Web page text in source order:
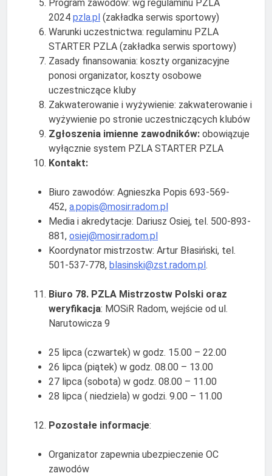
Program zawodów: wg regulaminu PZLA
2024 pzla.pl (zakładka serwis sportowy)
Warunki uczestnictwa: regulaminu PZLA
STARTER PZLA (zakładka serwis sportowy)
Zasady finansowania: koszty organizacyjne
ponosi organizator, koszty osobowe
uczestniczące kluby
Zakwaterowanie i wyżywienie: zakwaterowanie i
wyżywienie po stronie uczestniczących klubów
Zgłoszenia imienne zawodników: obowiązuje
wyłącznie system PZLA STARTER PZLA
Kontakt:
Biuro zawodów: Agnieszka Popis 693-569-
452, a.popis@mosir.radom.pl
Media i akredytacje: Dariusz Osiej, tel. 500-893-
881, osiej@mosir.radom.pl
Koordynator mistrzostw: Artur Błasiński, tel.
501-537-778, blasinski@zst.radom.pl.
Biuro 78. PZLA Mistrzostw Polski oraz
weryfikacja: MOSiR Radom, wejście od ul.
Narutowicza 9
25 lipca (czwartek) w godz. 15.00 – 22.00
26 lipca (piątek) w godz. 08.00 – 13.00
27 lipca (sobota) w godz. 08.00 – 11.00
28 lipca ( niedziela) w godzi. 9.00 – 11.00
Pozostałe informacje:
Organizator zapewnia ubezpieczenie OC
zawodów